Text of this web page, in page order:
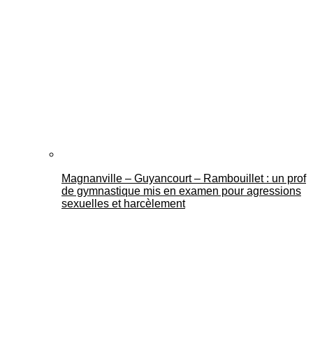
Magnanville – Guyancourt – Rambouillet : un prof
de gymnastique mis en examen pour agressions
sexuelles et harcèlement